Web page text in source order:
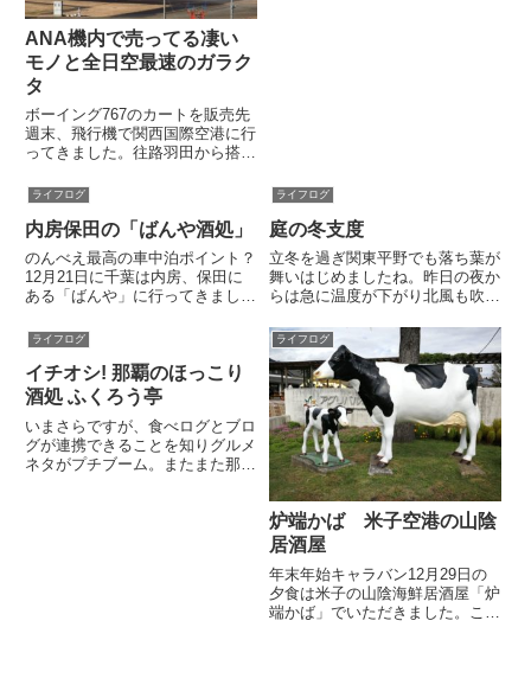
ANA機内で売ってる凄い
モノと全日空最速のガラク
タ
ボーイング767のカートを販売先
週末、飛行機で関西国際空港に行
ってきました。往路羽田から搭乗
た。座席に座り3月の機内販売誌
見。それはこちら。B767で実際
に使用されていた...
ライフログ
内房保田の「ばんや酒処」
のんべえ最高の車中泊ポイント？
12月21日に千葉は内房、保田に
ある「ばんや」に行ってきまし
事処。東京湾で揚がった新鮮な海
の幸がいただける人気のあるお店
です。24時間入浴できる人工炭
酸泉の「ばんやの湯」が併設さ
れ...
ライフログ
庭の冬支度
立冬を過ぎ関東平野でも落ち葉が
舞いはじめましたね。昨日の夜か
らは急に温度が下がり北風も吹き
ました。あさって１４日ぐらいに
は寒さも少し落ち着くようです
が、季節は間違いなく秋から冬へ
と移ろいをみせています。先週の
日...
ライフログ
イチオシ! 那覇のほっこり
酒処 ふくろう亭
いまさらですが、食べログとブロ
グが連携できることを知りグルメ
ネタがプチブーム。またまた那覇
ライフログ
炉端かば 米子空港の山陰
居酒屋
年末年始キャラバン12月29日の
夕食は米子の山陰海鮮居酒屋「炉
端かば」でいただきました。この